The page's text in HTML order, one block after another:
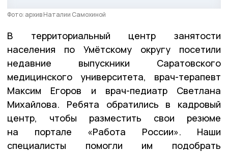
Фото: архив Наталии Самохиной
В территориальный центр занятости
населения по Умётскому округу посетили
недавние выпускники Саратовского
медицинского университета, врач-терапевт
Максим Егоров и врач-педиатр Светлана
Михайлова. Ребята обратились в кадровый
центр, чтобы разместить свои резюме
на портале «Работа России». Наши
специалисты помогли им подобрать